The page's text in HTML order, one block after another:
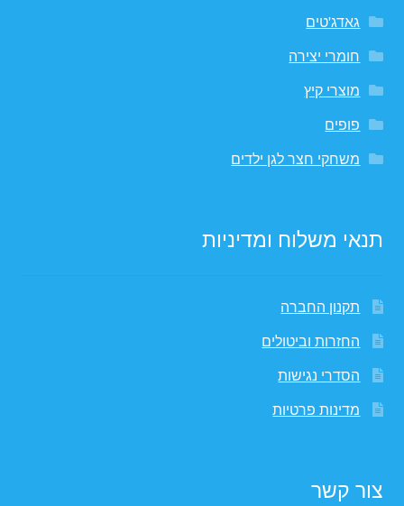
גאדג'טים
חומרי יצירה
מוצרי קיץ
פופים
משחקי חצר לגן ילדים
תנאי משלוח ומדיניות
תקנון החברה
החזרות וביטולים
הסדרי נגישות
מדינות פרטיות
צור קשר